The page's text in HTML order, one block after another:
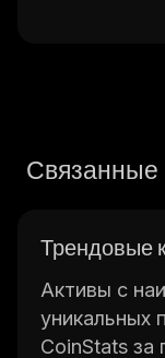
Связанные
Трендовые
Активы с
уникальных
CoinStats за